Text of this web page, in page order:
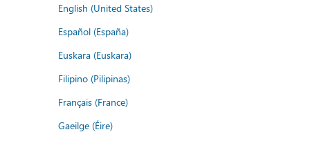
English (United States)
Español (España)
Euskara (Euskara)
Filipino (Pilipinas)
Français (France)
Gaeilge (Éire)